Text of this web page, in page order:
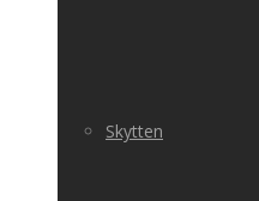
Skytten